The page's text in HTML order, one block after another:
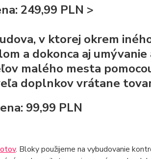
249,99 PLN >
v ktorej okrem
a dokonca aj
malého mesta
doplnkov vrátane
99,99 PLN
. Bloky použijeme na vybudovanie